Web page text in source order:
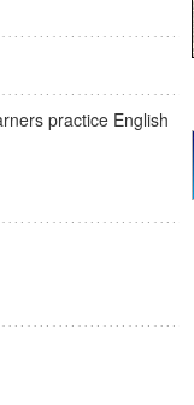
practice English